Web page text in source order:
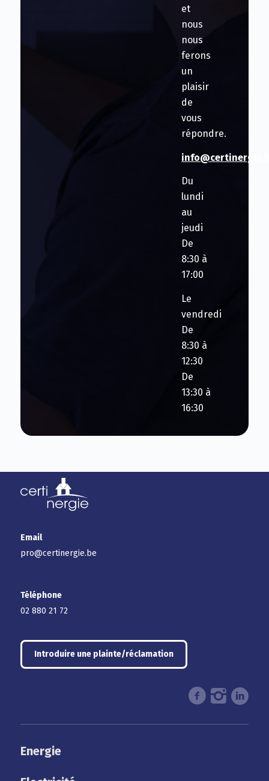
et
nous
nous
ferons
un
plaisir
de
vous
répondre.
Du
lundi
au
jeudi
De
8:30 à
17:00
Le
vendredi
De
8:30 à
12:30
De
13:30 à
16:30
Email
pro@certinergie.be
Téléphone
02 880 21 72
Introduire une plainte/réclamation
Energie